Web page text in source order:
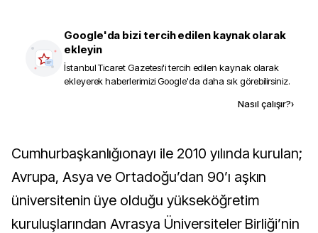
Google'da bizi tercih edilen kaynak olarak
ekleyin
İstanbul Ticaret Gazetesi'i tercih edilen kaynak olarak
ekleyerek haberlerimizi Google'da daha sık görebilirsiniz.
Nasıl çalışır?›
Cumhurbaşkanlığıonayı ile 2010 yılında kurulan;
Avrupa, Asya ve Ortadoğu’dan 90’ı aşkın
üniversitenin üye olduğu yükseköğretim
kuruluşlarından Avrasya Üniversiteler Birliği’nin